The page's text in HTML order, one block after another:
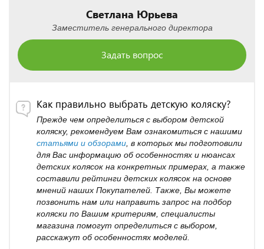
Светлана Юрьева
Заместитель генерального директора
Задать вопрос
Как правильно выбрать детскую коляску?
Прежде чем определиться с выбором детской
коляску, рекомендуем Вам ознакомиться с нашими
статьями и обзорами , в которых мы подготовили
для Вас информацию об особенностях и нюансах
детских колясок на конкретных примерах, а также
составили рейтинги детских колясок на основе
мнений наших Покупателей. Также, Вы можете
позвонить нам или направить запрос на подбор
коляски по Вашим критериям, специалисты
магазина помогут определиться с выбором,
расскажут об особенностях моделей.